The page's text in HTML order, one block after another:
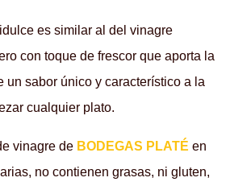
es similar al del vinagre
con toque de frescor que aporta la
un sabor único y característico a la
cualquier plato.
vinagre de BODEGAS PLATÉ en
no contienen grasas, ni gluten,